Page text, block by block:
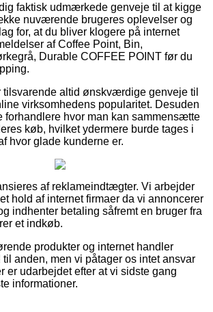
faktisk udmærkede genveje til at kigge
nuværende brugeres oplevelser og
for, at du bliver klogere på internet
af Coffee Point, Bin,
Durable COFFEE POINT før du
tilsvarende altid ønskværdige genveje til
virksomhedens popularitet. Desuden
forhandlere hvor man kan sammensætte
køb, hvilket ydermere burde tages i
hvor glade kunderne er.
af reklameindtægter. Vi arbejder
hold af internet firmaer da vi annoncerer
indhenter betaling såfremt en bruger fra
et indkøb.
produkter og internet handler
anden, men vi påtager os intet ansvar
er udarbejdet efter at vi sidste gang
informationer.